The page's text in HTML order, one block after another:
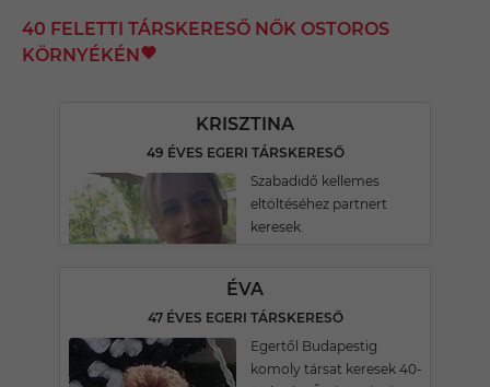
40 FELETTI TÁRSKERESŐ NŐK OSTOROS
KÖRNYÉKÉN
KRISZTINA
49 ÉVES EGERI TÁRSKERESŐ
Szabadidő kellemes
eltöltéséhez partnert
keresek.
ÉVA
47 ÉVES EGERI TÁRSKERESŐ
Egertől Budapestig
komoly társat keresek 40-